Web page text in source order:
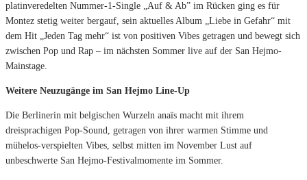
platinveredelten Nummer-1-Single „Auf & Ab” im Rücken ging es für
Montez stetig weiter bergauf, sein aktuelles Album „Liebe in Gefahr“ mit
dem Hit „Jeden Tag mehr“ ist von positiven Vibes getragen und bewegt sich
zwischen Pop und Rap – im nächsten Sommer live auf der San Hejmo-
Mainstage.
Weitere Neuzugänge im San Hejmo Line-Up
Die Berlinerin mit belgischen Wurzeln anaïs macht mit ihrem
dreisprachigen Pop-Sound, getragen von ihrer warmen Stimme und
mühelos-verspielten Vibes, selbst mitten im November Lust auf
unbeschwerte San Hejmo-Festivalmomente im Sommer.